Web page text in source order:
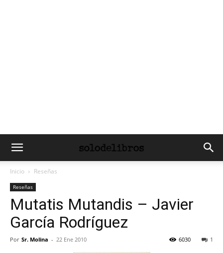
Inicio Reseñas
Reseñas
Mutatis Mutandis – Javier
García Rodríguez
Por Sr. Molina - 22 Ene 2010 1
6030